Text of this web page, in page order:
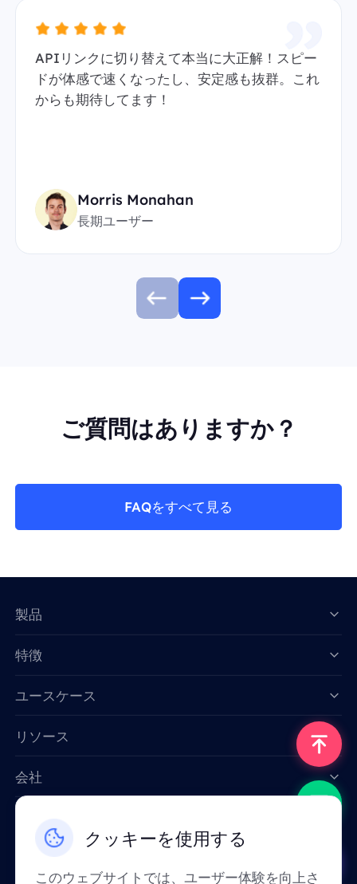
APIリンクに切り替えて本当に大正解！スピー
ドが体感で速くなったし、安定感も抜群。これ
からも期待してます！
Morris Monahan
長期ユーザー
ご質問はありますか？
FAQをすべて見る
クッキーを使用する
このウェブサイトでは、ユーザー体験を向上さ
製品
特徴
ユースケース
リソース
会社
Email: support@smartproxy.org